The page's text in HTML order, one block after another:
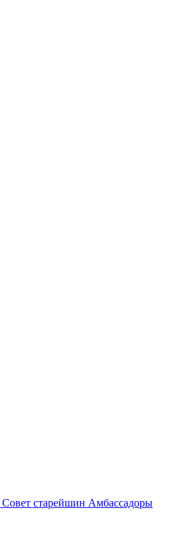
Совет старейшин Амбассадоры